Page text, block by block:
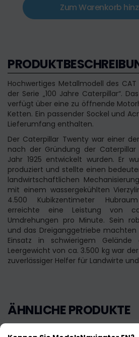
Zum Warenkorb
Hochwertiges Metallmodell des
der Serie „100 Jahre Caterpillar“.
verfügt über eine zu öffnende
Ketten. Ein passender Sockel und
Lieferumfang enthalten.
Der Caterpillar Twenty war einer
nach der Gründung der
Jahr 1925 entwickelt wurden. Er
produziert und stellte einen
landwirtschaftlichen
mit einem wassergekühlten
4.500 Kubikzentimeter
erreichte eine Leistung von
Umdrehungen pro Minute. Sein
und das Dreiganggetriebe
Einsatz in schwierigem
Leergewicht von ca. 3.500 kg war
zuverlässiger Helfer für Landwirte
ÄHNLICHE PRODUKTE